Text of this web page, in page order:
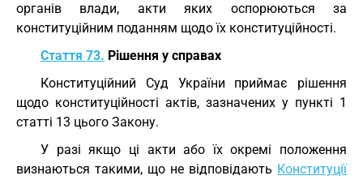
органів влади, акти яких оспорюються за
конституційним поданням щодо їх конституційності.
Стаття 73. Рішення у справах
Конституційний Суд України приймає рішення
щодо конституційності актів, зазначених у пункті 1
статті 13 цього Закону.
У разі якщо ці акти або їх окремі положення
визнаються такими, що не відповідають Конституції